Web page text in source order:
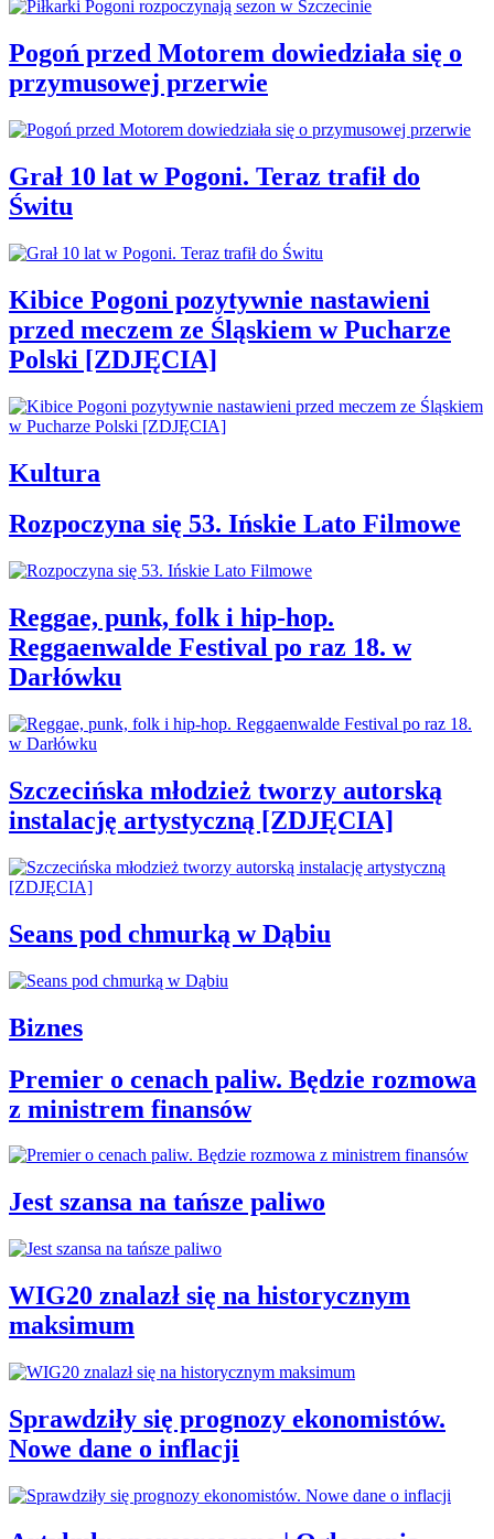
Pogoń przed Motorem dowiedziała się o
przymusowej przerwie
Grał 10 lat w Pogoni. Teraz trafił do
Świtu
Kibice Pogoni pozytywnie nastawieni
przed meczem ze Śląskiem w Pucharze
Polski [ZDJĘCIA]
Kultura
Rozpoczyna się 53. Ińskie Lato Filmowe
Reggae, punk, folk i hip-hop.
Reggaenwalde Festival po raz 18. w
Darłówku
Szczecińska młodzież tworzy autorską
instalację artystyczną [ZDJĘCIA]
Seans pod chmurką w Dąbiu
Biznes
Premier o cenach paliw. Będzie rozmowa
z ministrem finansów
Jest szansa na tańsze paliwo
WIG20 znalazł się na historycznym
maksimum
Sprawdziły się prognozy ekonomistów.
Nowe dane o inflacji